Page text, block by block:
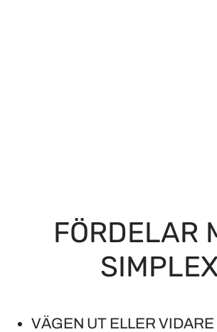
FÖRDELAR
VÄGEN UT ELLER VIDARE